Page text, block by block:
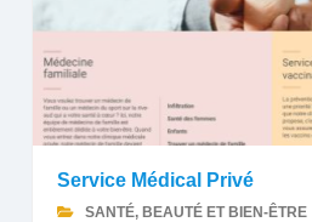
Service Médical Privé
SANTÉ, BEAUTÉ ET BIEN-ÊTRE